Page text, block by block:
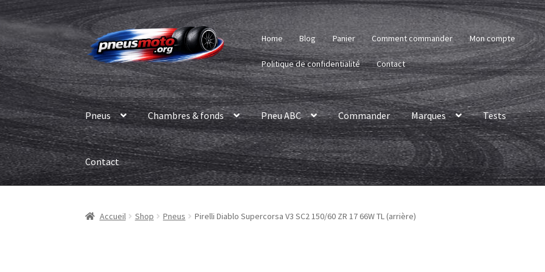
Aller
à
la
navigation
Aller
au
contenu
Home Blog Panier Comment commander Mon compte
Politique de confidentialité Contact
Pneus Chambres & fonds Pneu ABC Commander Marques Tests
Contact
Accueil Shop Pneus Pirelli Diablo Supercorsa V3 SC2 150/60 ZR 17 66W TL (arrière)